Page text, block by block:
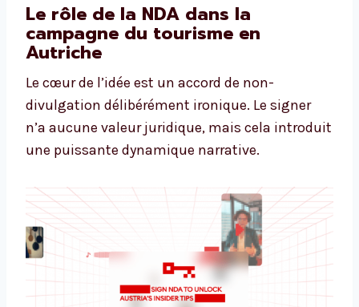
Le rôle de la NDA dans la
campagne du tourisme en
Autriche
Le cœur de l’idée est un accord de non-
divulgation délibérément ironique. Le signer
n’a aucune valeur juridique, mais cela introduit
une puissante dynamique narrative.